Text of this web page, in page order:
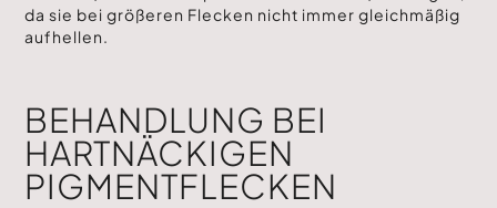
da sie bei größeren Flecken nicht immer gleichmäßig
aufhellen.
BEHANDLUNG BEI
HARTNÄCKIGEN
PIGMENTFLECKEN